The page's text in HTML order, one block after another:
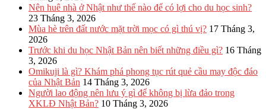
Nên huê nhà ở Nhật như thế nào để có lợi cho du học sinh?
23 Tháng 3, 2026
Mùa hè trên đất nước mặt trời mọc có gì thú vị? 17 Tháng 3,
2026
Trước khi du học Nhật Bản nên biết những điều gì? 16 Tháng
3, 2026
Omikuji là gì? Khám phá phong tục rút quẻ cầu may độc đáo
của Nhật Bản 14 Tháng 3, 2026
Người lao động nên lưu ý gì để không bị lừa đảo trong
XKLĐ Nhật Bản? 10 Tháng 3, 2026